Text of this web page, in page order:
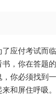
应付考试而
，你在答题
你必须找到
和屏住呼吸。